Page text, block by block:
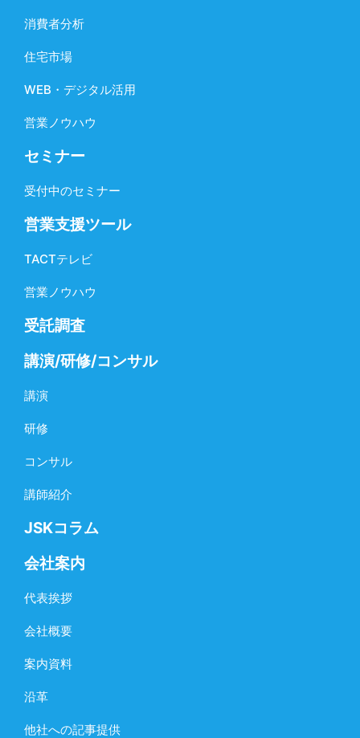
消費者分析
住宅市場
WEB・デジタル活用
営業ノウハウ
セミナー
受付中のセミナー
営業支援ツール
TACTテレビ
営業ノウハウ
受託調査
講演/研修/コンサル
講演
研修
コンサル
講師紹介
JSKコラム
会社案内
代表挨拶
会社概要
案内資料
沿革
他社への記事提供